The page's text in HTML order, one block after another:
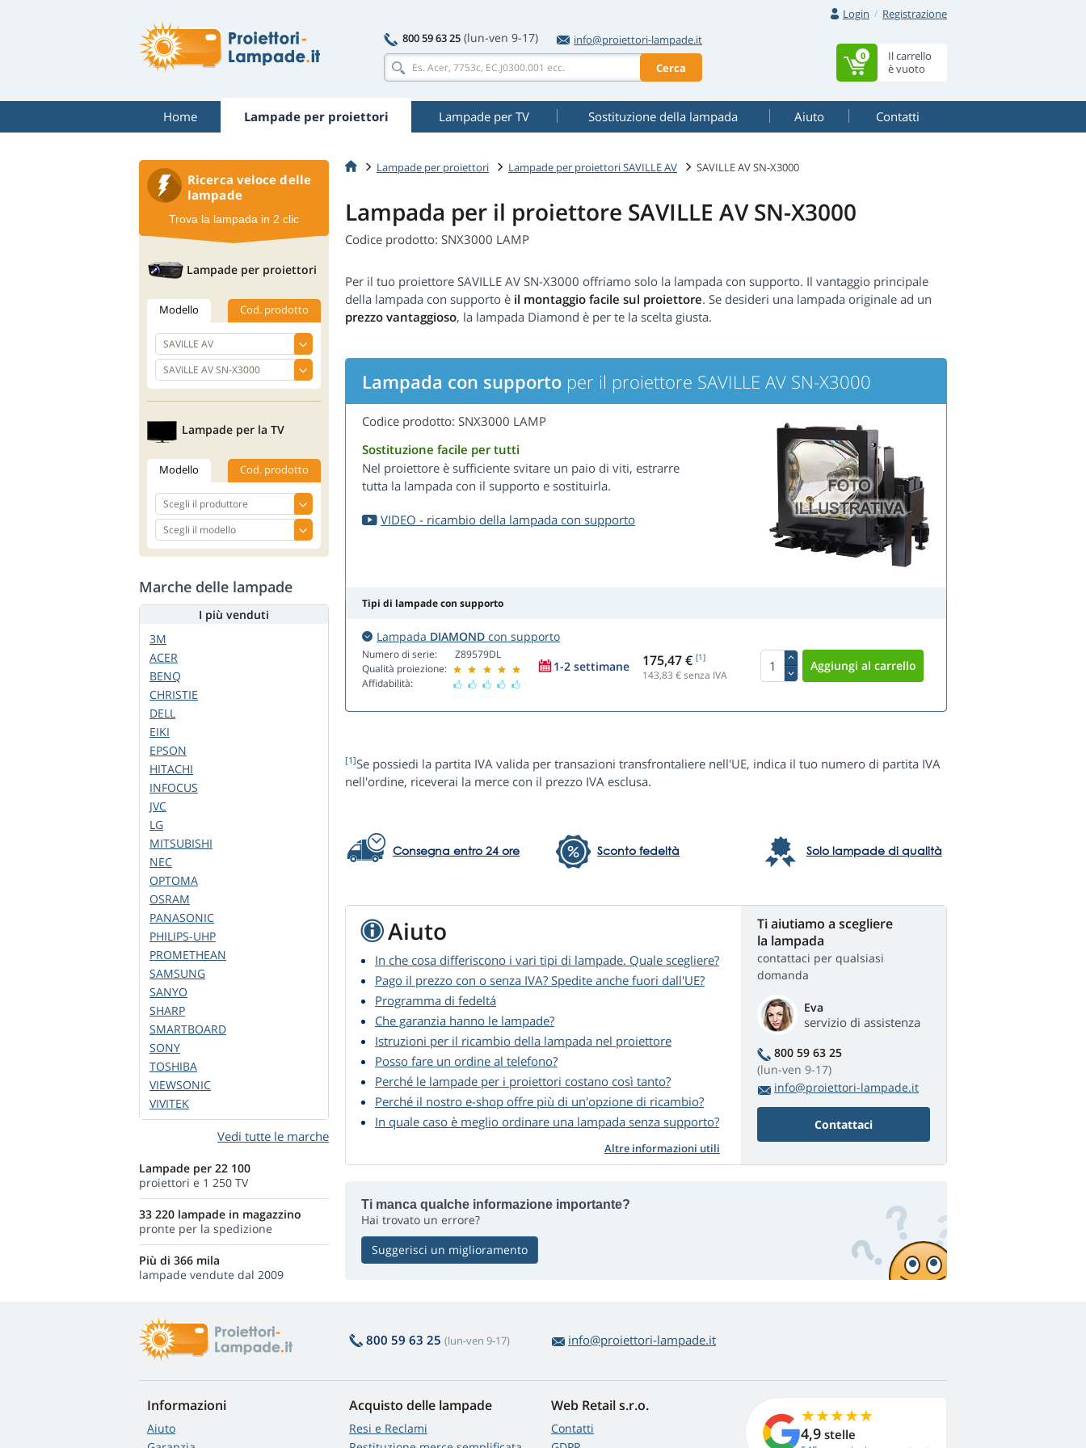
Login
Registrazione
800 59 63 25 (lun-ven 9-17)
info@proiettori-lampade.it
Cerca
Il carrello
è vuoto
0
Home Lampade per proiettori Lampade per TV Sostituzione della lampada Aiuto Contatti
Lampade per proiettori Lampade per proiettori SAVILLE AV SAVILLE AV SN-X3000
Lampada per il proiettore SAVILLE AV SN-X3000
Codice prodotto: SNX3000 LAMP
Per il tuo proiettore SAVILLE AV SN-X3000 offriamo solo la lampada con supporto. Il vantaggio principale
della lampada con supporto è il montaggio facile sul proiettore. Se desideri una lampada originale ad un
prezzo vantaggioso, la lampada Diamond è per te la scelta giusta.
Lampada con supporto per il proiettore SAVILLE AV SN-X3000
Codice prodotto: SNX3000 LAMP
Sostituzione facile per tutti
Nel proiettore è sufficiente svitare un paio di viti, estrarre
tutta la lampada con il supporto e sostituirla.
VIDEO - ricambio della lampada con supporto
Tipi di lampade con supporto
Lampada DIAMOND con supporto
Numero di serie:
Qualità proiezione:
Affidabilità:
Z89579DL
1-2 settimane 175,47 € [1]
143,83 € senza IVA
[1]Se possiedi la partita IVA valida per transazioni transfrontaliere nell'UE, indica il tuo numero di partita IVA
nell'ordine, riceverai la merce con il prezzo IVA esclusa.
Consegna entro 24 ore Sconto fedeltà Solo lampade di qualità
Aiuto
In che cosa differiscono i vari tipi di lampade. Quale scegliere?
Pago il prezzo con o senza IVA? Spedite anche fuori dall'UE?
Programma di fedeltá
Che garanzia hanno le lampade?
Istruzioni per il ricambio della lampada nel proiettore
Posso fare un ordine al telefono?
Perché le lampade per i proiettori costano così tanto?
Perché il nostro e-shop offre più di un'opzione di ricambio?
In quale caso è meglio ordinare una lampada senza supporto?
Altre informazioni utili
Ti aiutiamo a scegliere
la lampada
contattaci per qualsiasi
domanda
Eva
servizio di assistenza
800 59 63 25
(lun-ven 9-17)
info@proiettori-lampade.it
Contattaci
Ti manca qualche informazione importante?
Hai trovato un errore?
Suggerisci un miglioramento
Ricerca veloce delle
lampade
Trova la lampada in 2 clic
Lampade per proiettori
Modello Cod. prodotto
Lampade per la TV
Modello Cod. prodotto
Marche delle lampade
I più venduti
3M
ACER
BENQ
CHRISTIE
DELL
EIKI
EPSON
HITACHI
INFOCUS
JVC
LG
MITSUBISHI
NEC
OPTOMA
OSRAM
PANASONIC
PHILIPS-UHP
PROMETHEAN
SAMSUNG
SANYO
SHARP
SMARTBOARD
SONY
TOSHIBA
VIEWSONIC
VIVITEK
Vedi tutte le marche
Lampade per 22 100
proiettori e 1 250 TV
33 220 lampade in magazzino
pronte per la spedizione
Più di 366 mila
lampade vendute dal 2009
800 59 63 25 (lun-ven 9-17) info@proiettori-lampade.it
Informazioni
Aiuto
Acquisto delle lampade
Resi e Reclami
Web Retail s.r.o.
Contatti
4,9 stelle